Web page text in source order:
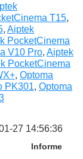
T15,
, Aiptek
PocketCinema
V10 Pro, Aiptek
PocketCinema
, Optoma
PK301, Optoma
27 14:56:36
Informe